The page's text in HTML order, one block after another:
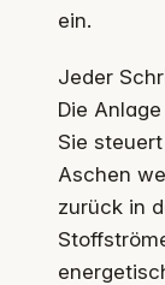
ein.
Jeder
Die
Sie
Aschen
zurück in